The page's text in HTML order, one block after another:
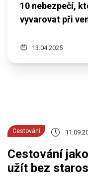
10 nebezpečí,
vyvarovat při
13.04.2025
Cestování
Cestování
užít bez